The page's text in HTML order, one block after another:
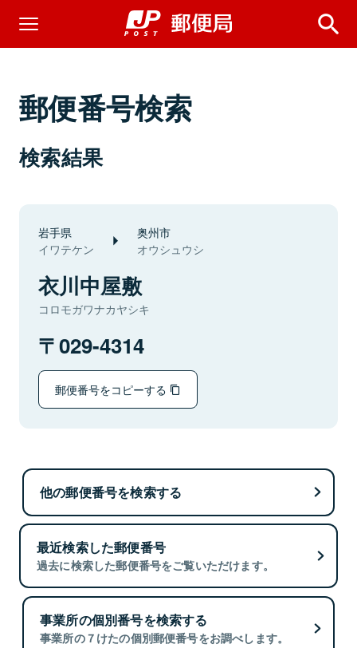
郵便番号検索
検索結果
岩手県
イワテケン
奥州市
オウシュウシ
衣川中屋敷
コロモガワナカヤシキ
029-4314
郵便番号をコピーする
他の郵便番号を検索する
最近検索した郵便番号
過去に検索した郵便番号をご覧いただけます。
事業所の個別番号を検索する
事業所の７けたの個別郵便番号をお調べします。